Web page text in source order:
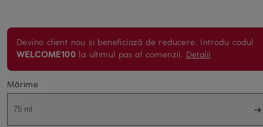
Devino client nou și beneficiază de reducere. Introdu codul
WELCOME100 la ultimul pas al comenzii. Detalii
Mărime
75 ml